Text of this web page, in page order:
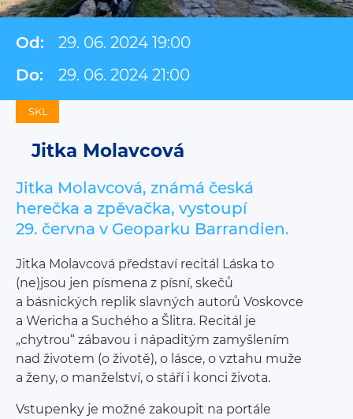
Od:
29. 06. 2024 19:00
Do:
29. 06. 2024 21:00
SKL
Jitka Molavcová
Jitka Molavcová, známá česká
herečka a zpěvačka, vystoupí
29. června v Geoparku Barrandien.
Jitka Molavcová představí recitál Láska to
(ne)jsou jen písmena z písní, skečů
a básnických replik slavných autorů Voskovce
a Wericha a Suchého a Šlitra. Recitál je
„chytrou“ zábavou i nápaditým zamyšlením
nad životem (o životě), o lásce, o vztahu muže
a ženy, o manželství, o stáří i konci života.
Vstupenky je možné zakoupit na portále